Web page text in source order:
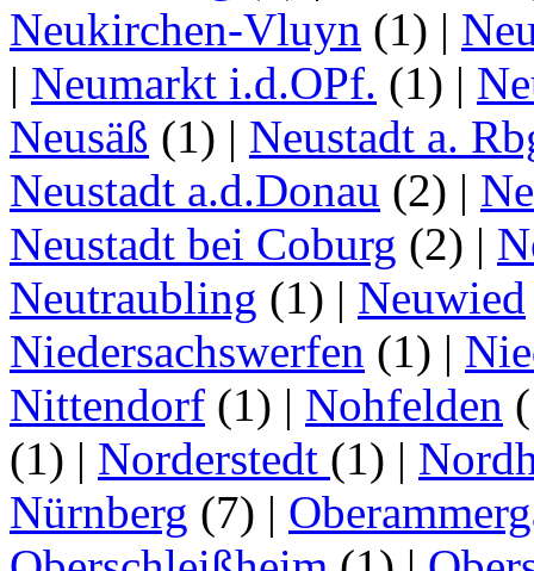
Neukirchen-Vluyn (1) |
| Neumarkt i.d.OPf. (1) |
Neusäß (1) | Neustadt a.
Neustadt a.d.Donau (2) |
Neustadt bei Coburg (2) |
Neutraubling (1) | Neuwied
Niedersachswerfen (1) |
Nittendorf (1) | Nohfelden
(1) | Norderstedt (1) |
Nürnberg (7) |